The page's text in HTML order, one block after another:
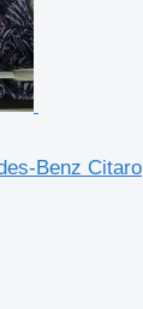
Benz Citaro